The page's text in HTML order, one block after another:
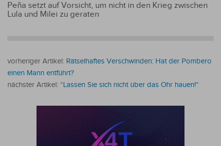
Peña setzt auf Vorsicht, um nicht in den Krieg zwischen
Lula und Milei zu geraten
vorheriger Artikel: Rätselhaftes Verschwinden: Hat der Pombero
einen Mann entführt?
nächster Artikel: “Lassen Sie sich nicht über das Ohr hauen!“